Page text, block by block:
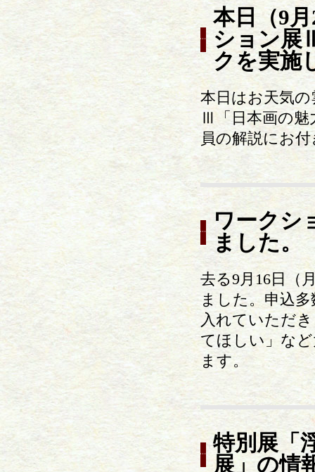
本日（9
ション展
クを実施
本日はお天気
Ⅲ「日本画の魅
員の解説にお
ワークシ
ました。
去る9月16日（
ました。申込
入れていただ
てほしい」な
ます。
特別展「
展」の情